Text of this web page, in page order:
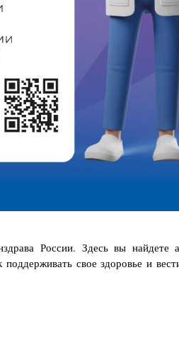
России. Здесь вы найдете
свое здоровье и